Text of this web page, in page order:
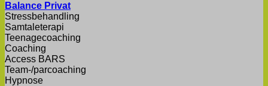
Balance Privat
Stressbehandling
​Samtaleterapi
Teenagecoaching
​Coaching
​Access BARS
Team-/parcoaching
Hypnose